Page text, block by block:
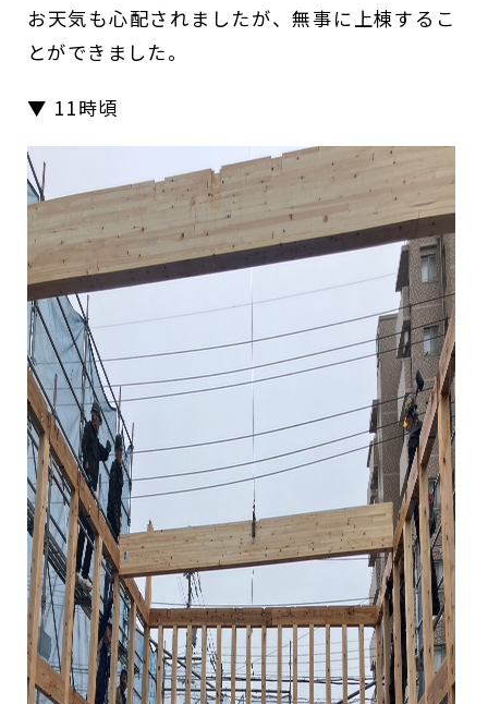
お天気も心配されましたが、無事に上棟するこ
とができました。
▼ 11時頃